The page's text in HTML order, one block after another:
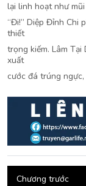
lại linh hoạt như
“Đi!” Diệp Đỉnh Chi
thiết
trọng kiếm. Lâm
xuất
cước đá trúng
Chương trước